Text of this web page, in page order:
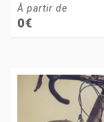
À partir de
0€